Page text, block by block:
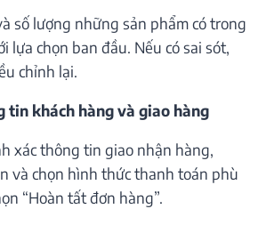
số lượng những sản phẩm có trong
lựa chọn ban đầu. Nếu có sai sót,
chỉnh lại.
tin khách hàng và giao hàng
xác thông tin giao nhận hàng,
và chọn hình thức thanh toán phù
“Hoàn tất đơn hàng”.